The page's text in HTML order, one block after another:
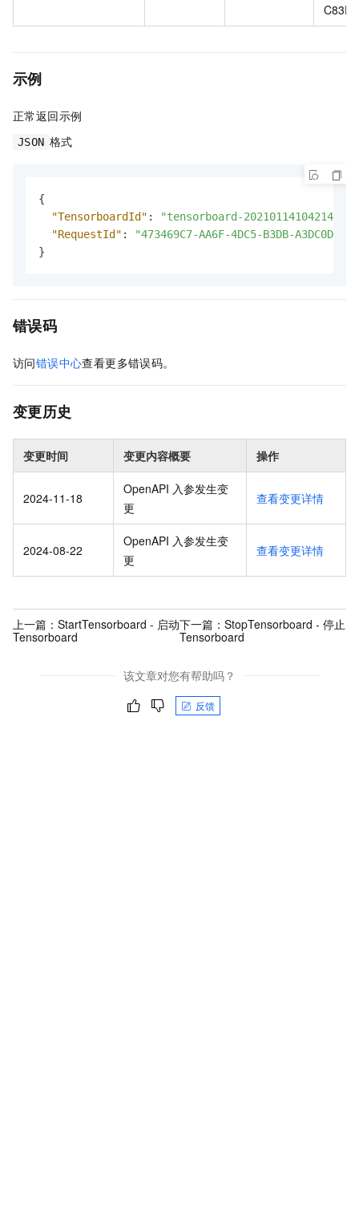
C83E
示例
正常返回示例
JSON 格式
{
"TensorboardId" :
"tensorboard-20210114104214-
"RequestId" :
"473469C7-AA6F-4DC5-B3DB-
}
错误码
访问错误中心查看更多错误码。
变更历史
变更时间 变更内容概要 操作
2024-11-18
OpenAPI 入参发生变
更
查看变更详情
2024-08-22
OpenAPI 入参发生变
更
查看变更详情
上一篇： StartTensorboard - 启动
Tensorboard
下一篇：StopTensorboard - 停止
Tensorboard
该文章对您有帮助吗？
反馈